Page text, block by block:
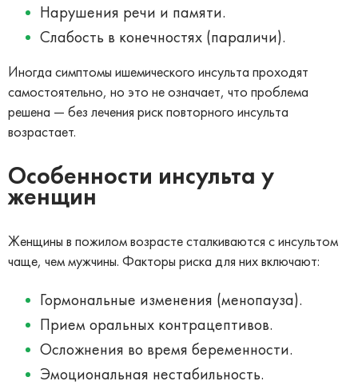
Нарушения речи и памяти.
Слабость в конечностях (параличи).
Иногда симптомы ишемического инсульта проходят
самостоятельно, но это не означает, что проблема
решена — без лечения риск повторного инсульта
возрастает.
Особенности инсульта у
женщин
Женщины в пожилом возрасте сталкиваются с инсультом
чаще, чем мужчины. Факторы риска для них включают:
Гормональные изменения (менопауза).
Прием оральных контрацептивов.
Осложнения во время беременности.
Эмоциональная нестабильность.